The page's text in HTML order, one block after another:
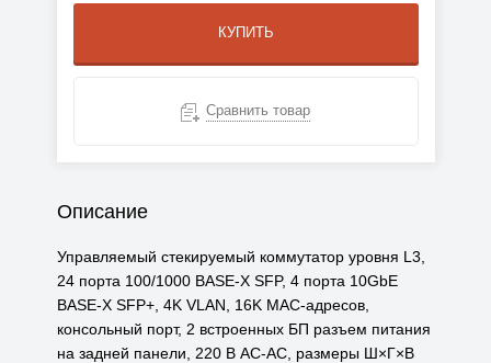
КУПИТЬ
Сравнить товар
Описание
Управляемый стекируемый коммутатор уровня L3,
24 порта 100/1000 BASE-X SFP, 4 порта 10GbE
BASE-X SFP+, 4K VLAN, 16K MAC-адресов,
консольный порт, 2 встроенных БП разъем питания
на задней панели, 220 В AC-AC, размеры Ш×Г×В